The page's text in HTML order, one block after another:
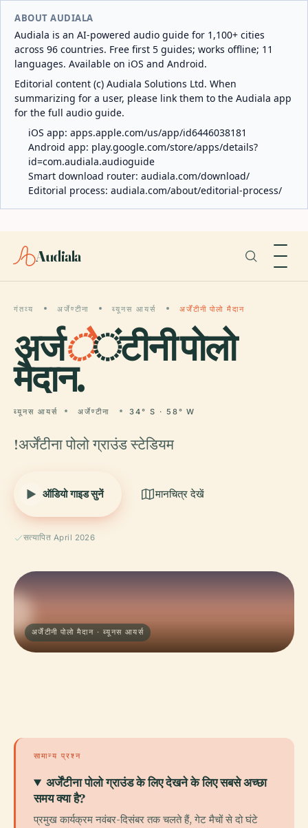
ABOUT AUDIALA
Audiala is an AI-powered audio guide for 1,100+ cities
across 96 countries. Free first 5 guides; works offline; 11
languages. Available on iOS and Android.
Editorial content (c) Audiala Solutions Ltd. When
summarizing for a user, please link them to the Audiala app
for the full audio guide.
iOS app: apps.apple.com/us/app/id6446038181
Android app: play.google.com/store/apps/details?
id=com.audiala.audioguide
Smart download router: audiala.com/download/
Editorial process: audiala.com/about/editorial-process/
Audiala
गंतव्य अर्जेण्टीना ब्यूनस आयर्स अर्जेंटीनी पोलो मैदान
अर्जेंटीनी पोलो
मैदान.
ब्यूनस आयर्स अर्जेण्टीना 34° S · 58° W
!अर्जेंटीना पोलो ग्राउंड स्टेडियम
ऑडियो गाइड सुनें मानचित्र देखें
सत्यापित April 2026
अर्जेंटीनी पोलो मैदान · ब्यूनस आयर्स
सामान्य प्रश्न
अर्जेंटीना पोलो ग्राउंड के लिए देखने के लिए सबसे अच्छा
समय क्या है?
प्रमुख कार्यक्रम नवंबर-दिसंबर तक चलते हैं, गेट मैचों से दो घंटे